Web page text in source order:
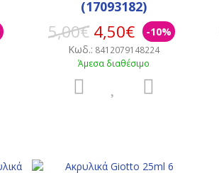
(17093182)
5,00€ 4,50€
-10%
Κωδ.: 8412079148224
Άμεσα διαθέσιμο